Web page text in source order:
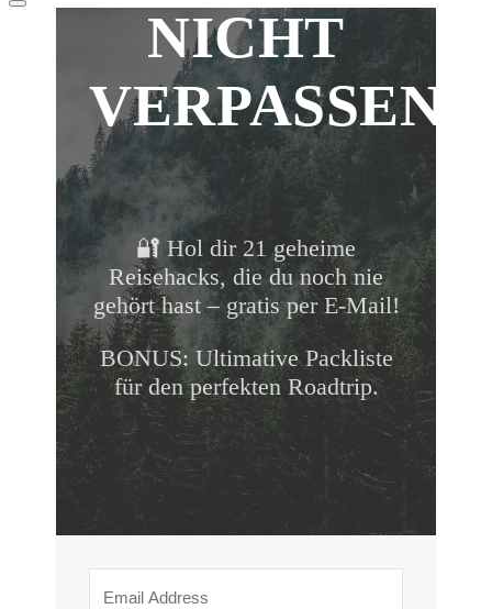
Nach
NICHT
VERPASSEN!
🔐 Hol dir 21 geheime
Reisehacks, die du noch nie
gehört hast – gratis per E-Mail!
BONUS: Ultimative Packliste
für den perfekten Roadtrip.